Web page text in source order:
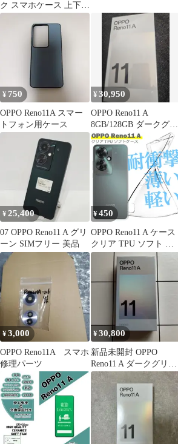
ク スマホケース 上下炭
素
¥ 750
OPPO Reno11A スマー
トフォン用ケース
¥30,950
OPPO Reno11 A
8GB/128GB ダークグリ
ーン
¥25,400
07 OPPO Reno11 A グリ
ーン SIMフリー 美品
¥450
OPPO Reno11 A ケース
クリア TPU ソフト カ
バー シンプル スマホ
衝撃吸収 透明 クリア
シリコン 耐衝撃 保護
¥3,000
OPPO Reno11A スマホ
修理パーツ
¥30,800
新品未開封 OPPO
Reno11 A ダークグリー
ン 本体